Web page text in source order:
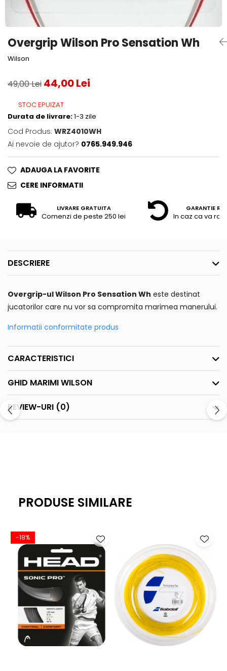
Accesorii tenis
Gripuri & overgripuri
Accesorii teren tenis
Testeaza rachete
Overgrip Wilson Pro Sensation Wh
Wilson
49,00 Lei 44,00 Lei
STOC EPUIZAT
Durata de livrare:1-3 zile
Cod Produs: WRZ4010WH
Ai nevoie de ajutor? 0765.949.946
ADAUGA LA FAVORITE
CERE INFORMATII
LIVRARE GRATUITA
Comenzi de peste 250 lei
GARANTIE
In caz ca va
DESCRIERE
Overgrip-ul Wilson Pro Sensation Wh este destinat
jucatorilor care nu vor sa compromita marimea manerului.
Informatii conformitate produs
CARACTERISTICI
GHID MARIMI WILSON
REVIEW-URI (0)
PRODUSE SIMILARE
-18%